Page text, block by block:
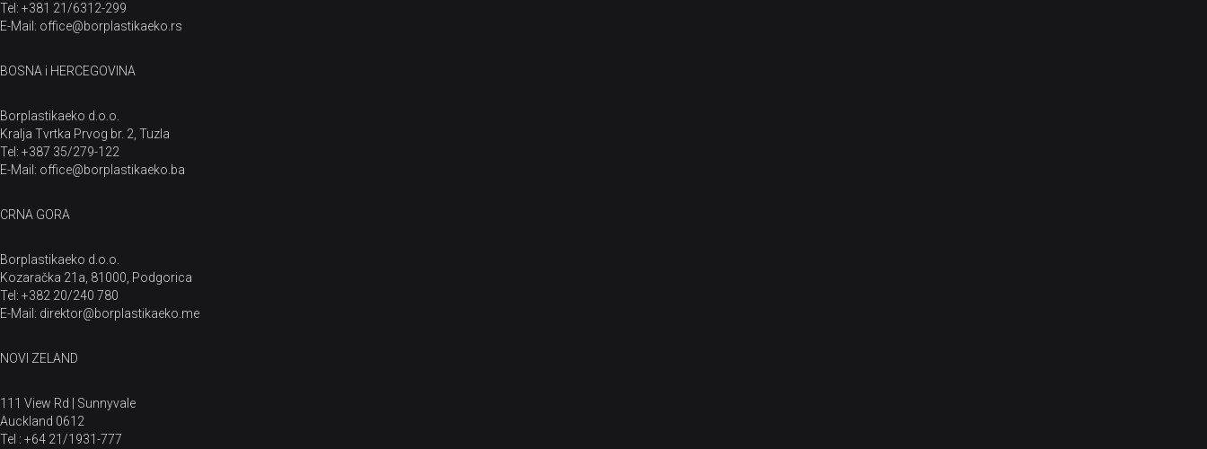
Tel: +381 21/6312-299
E-Mail: office@borplastikaeko.rs
BOSNA i HERCEGOVINA
Borplastikaeko d.o.o.
Kralja Tvrtka Prvog br. 2, Tuzla
Tel: +387 35/279-122
E-Mail: office@borplastikaeko.ba
CRNA GORA
Borplastikaeko d.o.o.
Kozaračka 21a, 81000, Podgorica
Tel: +382 20/240 780
E-Mail: direktor@borplastikaeko.me
NOVI ZELAND
111 View Rd | Sunnyvale
Auckland 0612
Tel : +64 21/1931-777